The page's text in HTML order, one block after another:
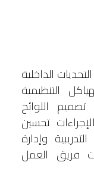
الداخلية
التنظيمية
اللوائح
تحسين
وإدارة
فريق العمل